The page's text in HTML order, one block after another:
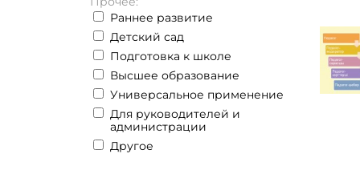
Раннее развитие
Детский сад
Подготовка к школе
Высшее образование
Универсальное применение
Для руководителей и
администрации
Другое